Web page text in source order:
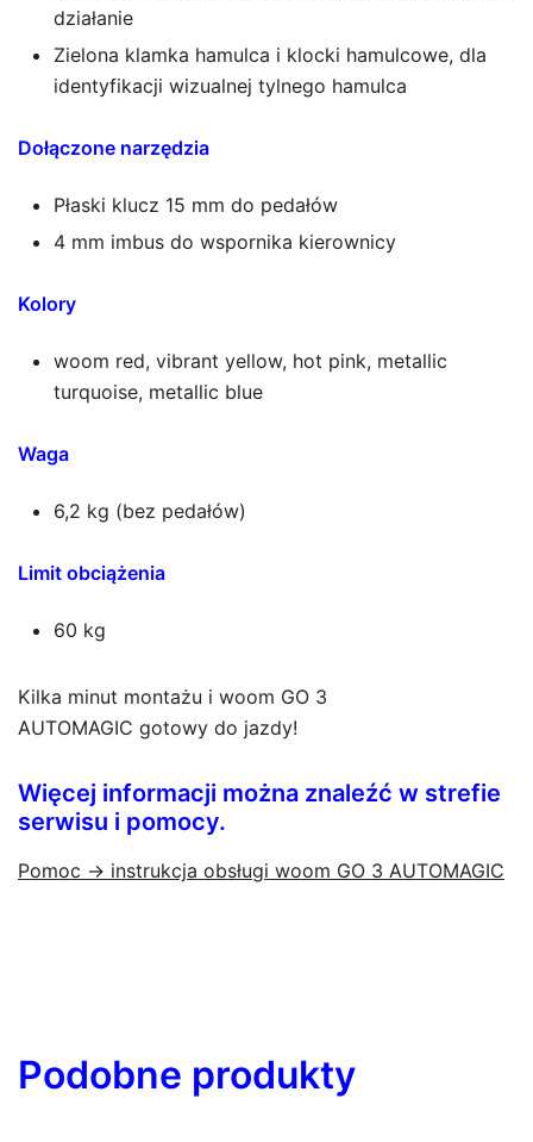
działanie
Zielona klamka hamulca i klocki hamulcowe, dla
identyfikacji wizualnej tylnego hamulca
Dołączone narzędzia
Płaski klucz 15 mm do pedałów
4 mm imbus do wspornika kierownicy
Kolory
woom red, vibrant yellow, hot pink, metallic
turquoise, metallic blue
Waga
6,2 kg (bez pedałów)
Limit obciążenia
60 kg
Kilka minut montażu i woom GO 3
AUTOMAGIC gotowy do jazdy!
Więcej informacji można znaleźć w strefie
serwisu i pomocy.
Pomoc → instrukcja obsługi woom GO 3 AUTOMAGIC
Podobne produkty